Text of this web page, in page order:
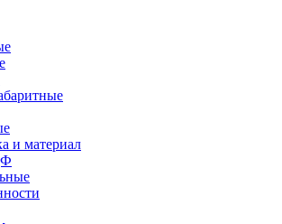
и материал